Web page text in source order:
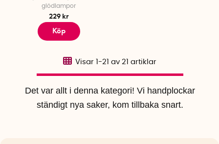
glödlampor
229 kr
Köp
Det var allt i denna kategori! Vi handplockar
ständigt nya saker, kom tillbaka snart.
Visar 1-21 av 21 artiklar